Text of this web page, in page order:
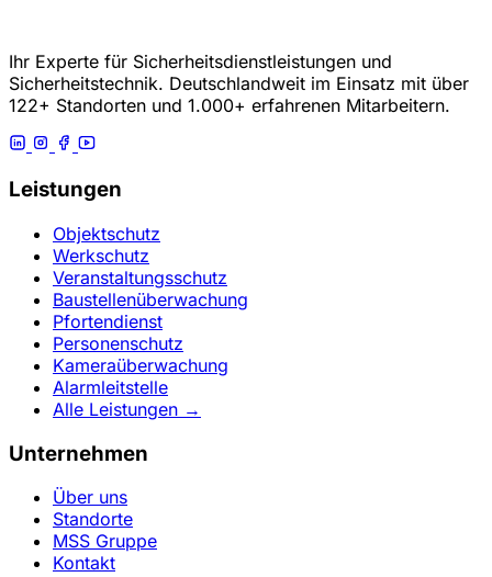
Ihr Experte für Sicherheitsdienstleistungen und
Sicherheitstechnik. Deutschlandweit im Einsatz mit über
122+ Standorten und 1.000+ erfahrenen Mitarbeitern.
Leistungen
Objektschutz
Werkschutz
Veranstaltungsschutz
Baustellenüberwachung
Pfortendienst
Personenschutz
Kameraüberwachung
Alarmleitstelle
Alle Leistungen →
Unternehmen
Über uns
Standorte
MSS Gruppe
Kontakt